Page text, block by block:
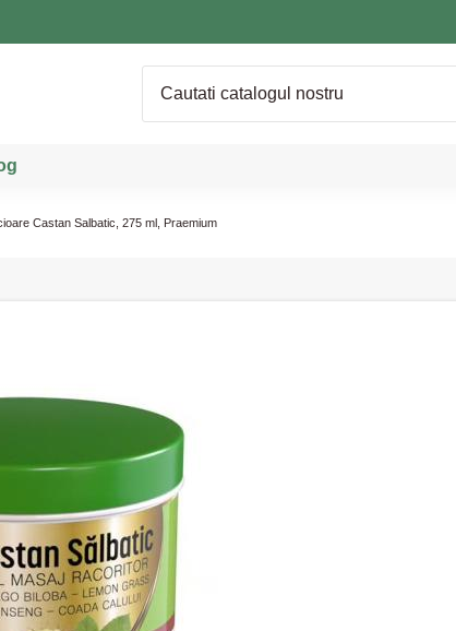
Castan Salbatic, 275 ml, Praemium